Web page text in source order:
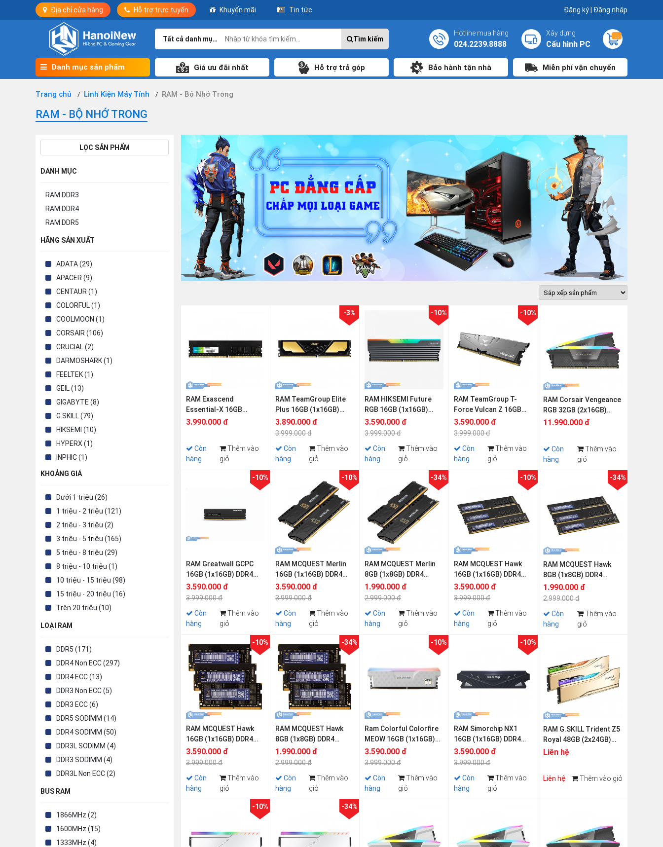
Địa chỉ cửa hàng Hỗ trợ trực tuyến Khuyến mãi Tin tức Đăng ký| Đăng nhập
Tất cả danh mục Tìm kiếm
Hotline mua hàng
024.2239.8888
Xây dựng
Cấu hình PC
Danh mục sản phẩm Giá ưu đãi nhất Hỗ trợ trả góp Bảo hành tận nhà Miễn phí vận chuyển
Trang chủ Linh Kiện Máy Tính RAM - Bộ Nhớ Trong
RAM - BỘ NHỚ TRONG
LỌC SẢN PHẨM
DANH MỤC
RAM DDR3
RAM DDR4
RAM DDR5
HÃNG SẢN XUẤT
ADATA (29)
APACER (9)
CENTAUR (1)
COLORFUL (1)
COOLMOON (1)
CORSAIR (106)
CRUCIAL (2)
DARMOSHARK (1)
FEELTEK (1)
GEIL (13)
GIGABYTE (8)
G.SKILL (79)
HIKSEMI (10)
HYPERX (1)
INPHIC (1)
KINGMAX (2)
KINGSTON (66)
LEOPARD (1)
LEXAR (11)
MAXSUN (1)
MCQUEST (6)
MICROPACK (1)
MKC (1)
OCPC (4)
OCULUS (1)
OPTOMA (2)
PATRIOT (23)
PNY (16)
RAM ECC (1)
SILICON POWER (36)
SSTC (2)
TEAM GROUP (35)
THERMALTAKE (7)
TRM (4)
V-COLOR (87)
VALKYRIE (1)
VGN (1)
KHOẢNG GIÁ
Dưới 1 triệu (26)
1 triệu - 2 triệu (121)
2 triệu - 3 triệu (2)
3 triệu - 5 triệu (165)
5 triệu - 8 triệu (29)
8 triệu - 10 triệu (1)
10 triệu - 15 triệu (98)
15 triệu - 20 triệu (16)
Trên 20 triệu (10)
LOẠI RAM
DDR5 (171)
DDR4 Non ECC (297)
DDR4 ECC (13)
DDR3 Non ECC (5)
DDR3 ECC (6)
DDR5 SODIMM (14)
DDR4 SODIMM (50)
DDR3L SODIMM (4)
DDR3 SODIMM (4)
DDR3L Non ECC (2)
BUS RAM
1866MHz (2)
1600MHz (15)
1333MHz (4)
RAM Exascend
Essential-X 16GB
(1x16GB) DDR4
3.990.000 đ
Còn
hàng
Thêm vào
giỏ
-3%
RAM TeamGroup Elite
Plus 16GB (1x16GB)
DDR4 3200MHz
3.890.000 đ
3.999.000 đ
Còn
hàng
Thêm vào
giỏ
-10%
RAM HIKSEMI Future
RGB 16GB (1x16GB)
DDR4 3200Mhz
3.590.000 đ
3.999.000 đ
Còn
hàng
Thêm vào
giỏ
-10%
RAM TeamGroup T-
Force Vulcan Z 16GB
(1x16GB) DDR4
3200MHz
3.590.000 đ
3.999.000 đ
Còn
hàng
Thêm vào
giỏ
RAM Corsair Vengeance
RGB 32GB (2x16GB)
DDR5 6000MHz
11.990.000 đ
Còn
hàng
Thêm vào
giỏ
-10%
RAM Greatwall GCPC
16GB (1x16GB) DDR4
3200MHz
3.590.000 đ
3.999.000 đ
Còn
hàng
Thêm vào
giỏ
-10%
RAM MCQUEST Merlin
16GB (1x16GB) DDR4
3200MHz
3.590.000 đ
3.999.000 đ
Còn
hàng
Thêm vào
giỏ
-34%
RAM MCQUEST Merlin
8GB (1x8GB) DDR4
3200MHz
1.990.000 đ
2.999.000 đ
Còn
hàng
Thêm vào
giỏ
-10%
RAM MCQUEST Hawk
16GB (1x16GB) DDR4
3200MHz
3.590.000 đ
3.999.000 đ
Còn
hàng
Thêm vào
giỏ
-34%
RAM MCQUEST Hawk
8GB (1x8GB) DDR4
3200MHz
1.990.000 đ
2.999.000 đ
Còn
hàng
Thêm vào
giỏ
-10%
RAM MCQUEST Hawk
16GB (1x16GB) DDR4
3200MHz SODIMM
3.590.000 đ
3.999.000 đ
Còn
hàng
Thêm vào
giỏ
-34%
RAM MCQUEST Hawk
8GB (1x8GB) DDR4
3200MHz SODIMM
1.990.000 đ
2.999.000 đ
Còn
hàng
Thêm vào
giỏ
-10%
Ram Colorful Colorfire
MEOW 16GB (1x16GB)
DDR4 3200MHz
3.590.000 đ
3.999.000 đ
Còn
hàng
Thêm vào
giỏ
-10%
RAM Simorchip NX1
16GB (1x16GB) DDR4
3200MHz
3.590.000 đ
3.999.000 đ
Còn
hàng
Thêm vào
giỏ
RAM G.SKILL Trident Z5
Royal 48GB (2x24GB)
DDR5 7200MHz F5-
Liên hệ
Liên hệ Thêm vào giỏ
-10% -34%